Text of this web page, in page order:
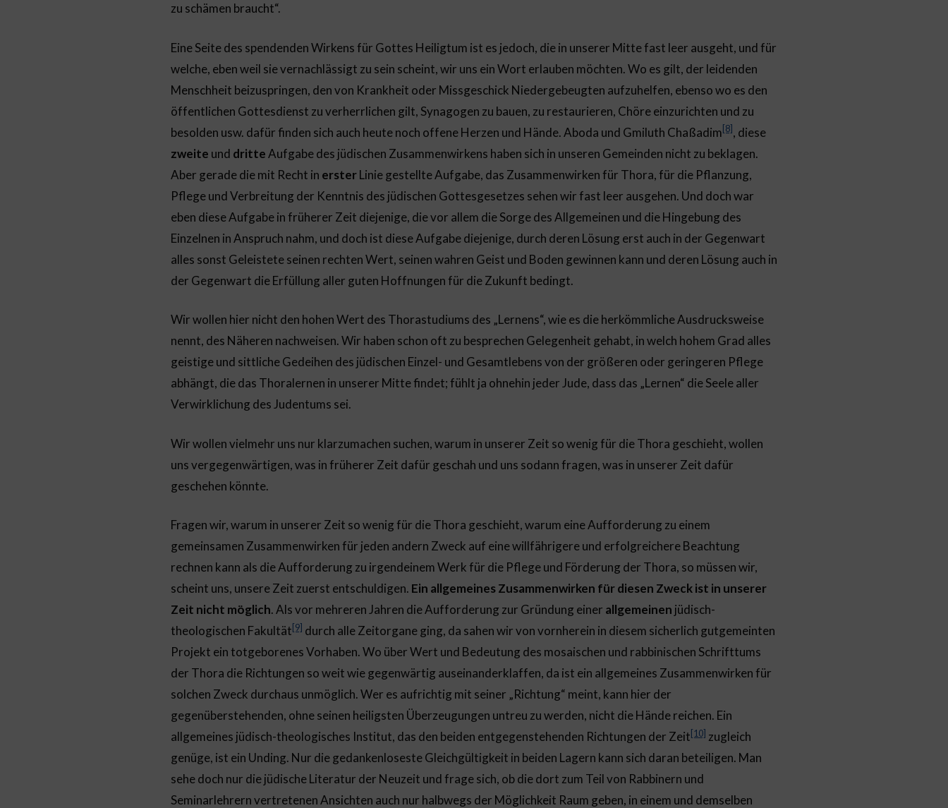
zu schämen braucht“.
Eine Seite des spendenden Wirkens für Gottes Heiligtum ist es jedoch, die in unserer Mitte fast leer ausgeht, und für
welche, eben weil sie vernachlässigt zu sein scheint, wir uns ein Wort erlauben möchten. Wo es gilt, der leidenden
Menschheit beizuspringen, den von Krankheit oder Missgeschick Niedergebeugten aufzuhelfen, ebenso wo es den
öffentlichen Gottesdienst zu verherrlichen gilt, Synagogen zu bauen, zu restaurieren, Chöre einzurichten und zu
besolden usw. dafür finden sich auch heute noch offene Herzen und Hände. Aboda und Gmiluth Chaßadim[8], diese
zweite und dritteAufgabe des jüdischen Zusammenwirkens haben sich in unseren Gemeinden nicht zu beklagen.
Aber gerade die mit Recht in ersterLinie gestellte Aufgabe, das Zusammenwirken für Thora, für die Pflanzung,
Pflege und Verbreitung der Kenntnis des jüdischen Gottesgesetzes sehen wir fast leer ausgehen. Und doch war
eben diese Aufgabe in früherer Zeit diejenige, die vor allem die Sorge des Allgemeinen und die Hingebung des
Einzelnen in Anspruch nahm, und doch ist diese Aufgabe diejenige, durch deren Lösung erst auch in der Gegenwart
alles sonst Geleistete seinen rechten Wert, seinen wahren Geist und Boden gewinnen kann und deren Lösung auch in
der Gegenwart die Erfüllung aller guten Hoffnungen für die Zukunft bedingt.
Wir wollen hier nicht den hohen Wert des Thorastudiums des „Lernens“, wie es die herkömmliche Ausdrucksweise
nennt, des Näheren nachweisen. Wir haben schon oft zu besprechen Gelegenheit gehabt, in welch hohem Grad alles
geistige und sittliche Gedeihen des jüdischen Einzel- und Gesamtlebens von der größeren oder geringeren Pflege
abhängt, die das Thoralernen in unserer Mitte findet; fühlt ja ohnehin jeder Jude, dass das „Lernen“ die Seele aller
Verwirklichung des Judentums sei.
Wir wollen vielmehr uns nur klarzumachen suchen, warum in unserer Zeit so wenig für die Thora geschieht, wollen
uns vergegenwärtigen, was in früherer Zeit dafür geschah und uns sodann fragen, was in unserer Zeit dafür
geschehen könnte.
Fragen wir, warum in unserer Zeit so wenig für die Thora geschieht, warum eine Aufforderung zu einem
gemeinsamen Zusammenwirken für jeden andern Zweck auf eine willfährigere und erfolgreichere Beachtung
rechnen kann als die Aufforderung zu irgendeinem Werk für die Pflege und Förderung der Thora, so müssen wir,
scheint uns, unsere Zeit zuerst entschuldigen. Ein allgemeines Zusammenwirken für diesen Zweck ist in unserer
Zeit nicht möglich. Als vor mehreren Jahren die Aufforderung zur Gründung einer allgemeinen jüdisch-
theologischen Fakultät[9] durch alle Zeitorgane ging, da sahen wir von vornherein in diesem sicherlich gutgemeinten
Projekt ein totgeborenes Vorhaben. Wo über Wert und Bedeutung des mosaischen und rabbinischen Schrifttums
der Thora die Richtungen so weit wie gegenwärtig auseinanderklaffen, da ist ein allgemeines Zusammenwirken für
solchen Zweck durchaus unmöglich. Wer es aufrichtig mit seiner „Richtung“ meint, kann hier der
gegenüberstehenden, ohne seinen heiligsten Überzeugungen untreu zu werden, nicht die Hände reichen. Ein
allgemeines jüdisch-theologisches Institut, das den beiden entgegenstehenden Richtungen der Zeit[10] zugleich
genüge, ist ein Unding. Nur die gedankenloseste Gleichgültigkeit in beiden Lagern kann sich daran beteiligen. Man
sehe doch nur die jüdische Literatur der Neuzeit und frage sich, ob die dort zum Teil von Rabbinern und
Seminarlehrern vertretenen Ansichten auch nur halbwegs der Möglichkeit Raum geben, in einem und demselben